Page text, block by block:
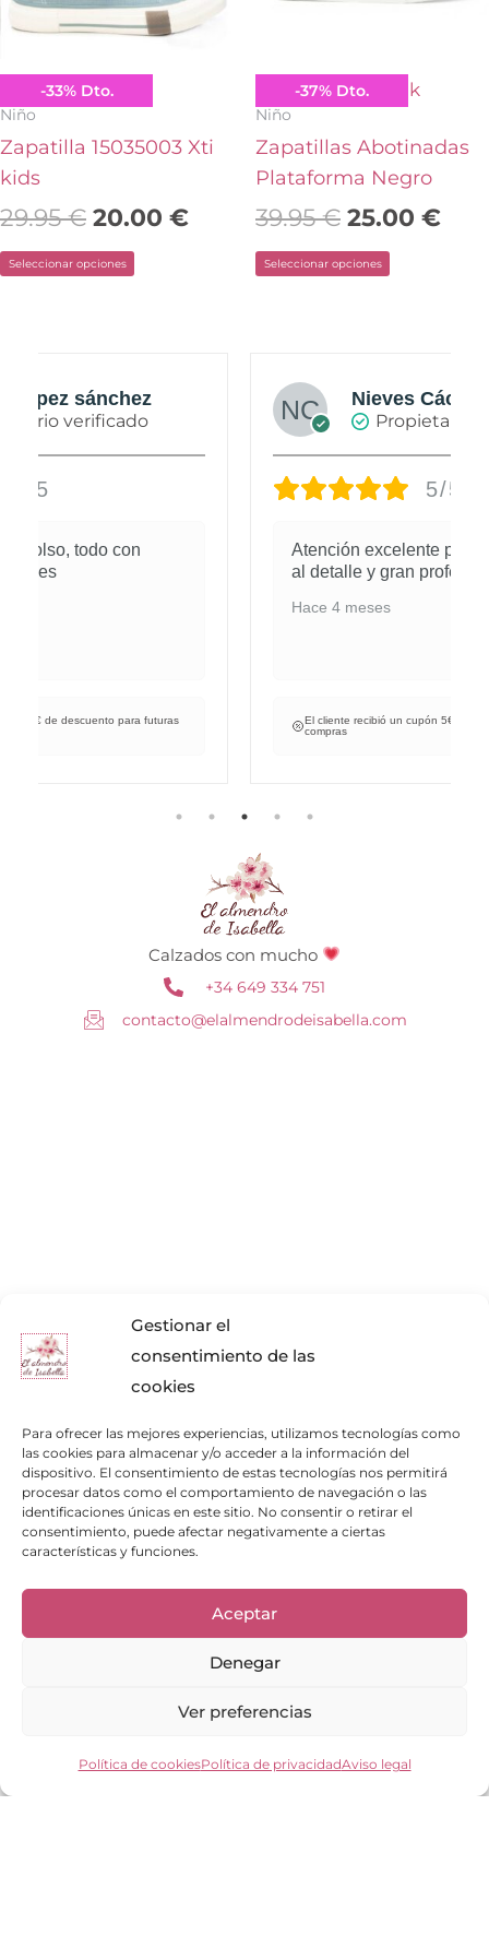
Gestionar el
consentimiento de las
cookies
Para ofrecer las mejores experiencias, utilizamos tecnologías como
las cookies para almacenar y/o acceder a la información del
dispositivo. El consentimiento de estas tecnologías nos permitirá
procesar datos como el comportamiento de navegación o las
identificaciones únicas en este sitio. No consentir o retirar el
consentimiento, puede afectar negativamente a ciertas
características y funciones.
Aceptar
Denegar
Ver preferencias
Política de cookiesPolítica de privacidadAviso legal
-33%Dto.
Niño
Zapatilla 15035003 Xti
kids
29.95€ 20.00 €
Seleccionar opciones
opciones
pueden
elegir
en
la
página
producto
-37% Dto.
B&W Break&Walk
Niño
Zapatillas Abotinadas
Plataforma Negro
39.95€ 25.00 €
Seleccionar opciones
pueden
elegir
en
la
página
producto
Nieves Cáceres Cabañas
Propietario verificado
Atención excelente pedidos cuidados
al detalle y gran profesional.
El cliente recibió un cupón 5€ de descuento para futuras
Calzados con mucho
+34 649 334 751
contacto@elalmendrodeisabella.com
Enlaces de interés
Bienvenid@
Cuidados del calzado
Cuidados del bolso
Contacto
Mi cuenta
Preguntas frecuentes